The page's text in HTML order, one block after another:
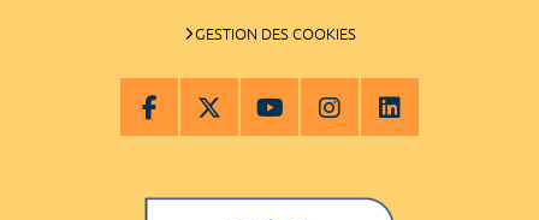
GESTION DES COOKIES